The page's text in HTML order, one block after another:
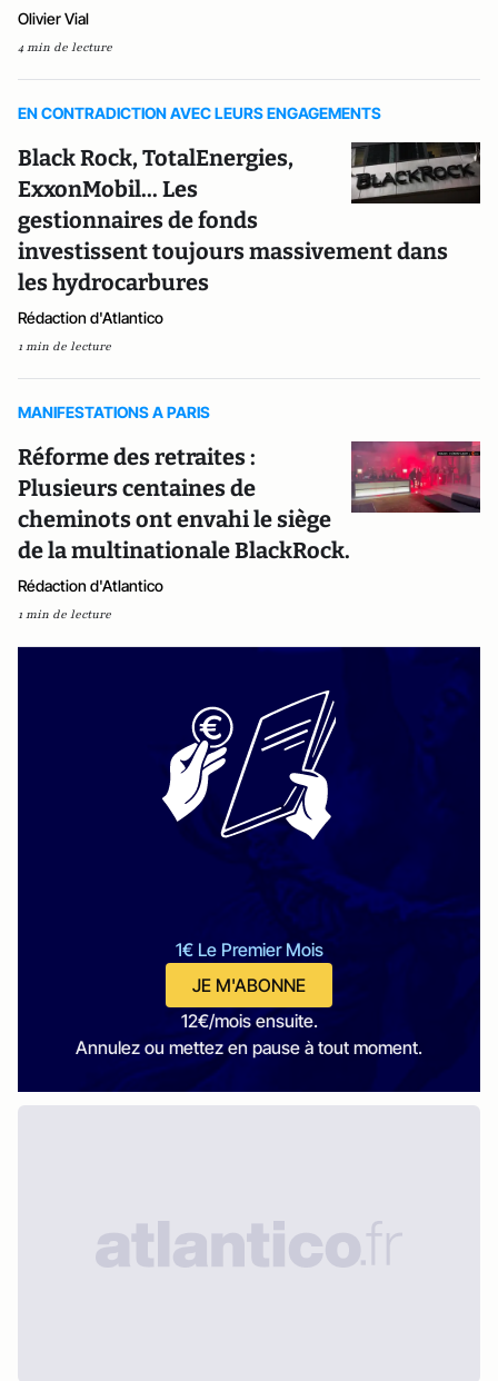
Olivier Vial
4 min de lecture
EN CONTRADICTION AVEC LEURS ENGAGEMENTS
Black Rock, TotalEnergies,
ExxonMobil... Les
gestionnaires de fonds
investissent toujours massivement dans
les hydrocarbures
Rédaction d'Atlantico
1 min de lecture
MANIFESTATIONS A PARIS
Réforme des retraites :
Plusieurs centaines de
cheminots ont envahi le siège
de la multinationale BlackRock.
Rédaction d'Atlantico
1 min de lecture
1€ Le Premier Mois
JE M'ABONNE
12€/mois ensuite.
Annulez ou mettez en pause à tout moment.